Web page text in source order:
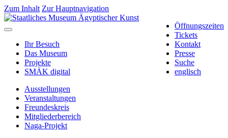
Zum Inhalt Zur Hauptnavigation
Öffnungszeiten
Tickets
Kontakt
Presse
Suche
englisch
Ihr Besuch
Das Museum
Projekte
SMÄK digital
Ausstellungen
Veranstaltungen
Freundeskreis
Mitgliederbereich
Naga-Projekt